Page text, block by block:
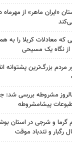
«ایران ماهر» از مهرماه
که معادلات کربلا را به
از نگاه یک مسیحی
مردم بزرگ‌ترین پشتوانه
مشروطه بررسی شد:
پیشامشروطه
گرما و شرجی در استان
رگبار و تندباد موقت